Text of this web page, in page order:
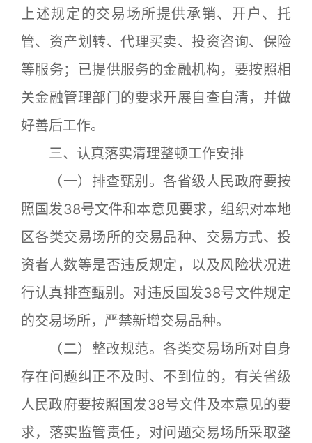
上述规定的交易场所提供承销、开户、托
管、资产划转、代理买卖、投资咨询、保险
等服务；已提供服务的金融机构，要按照相
关金融管理部门的要求开展自查自清，并做
好善后工作。
三、认真落实清理整顿工作安排
（一）排查甄别。各省级人民政府要按
照国发38号文件和本意见要求，组织对本地
区各类交易场所的交易品种、交易方式、投
资者人数等是否违反规定，以及风险状况进
行认真排查甄别。对违反国发38号文件规定
的交易场所，严禁新增交易品种。
（二）整改规范。各类交易场所对自身
存在问题纠正不及时、不到位的，有关省级
人民政府要按照国发38号文件及本意见的要
求，落实监管责任，对问题交易场所采取整